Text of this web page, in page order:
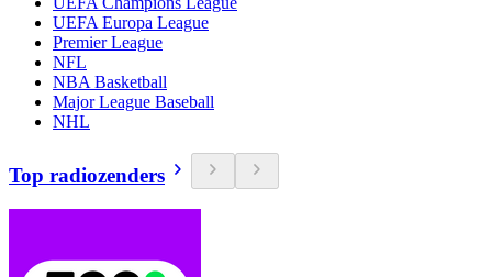
UEFA Europa League
Premier League
NFL
NBA Basketball
Major League Baseball
NHL
Top radiozenders